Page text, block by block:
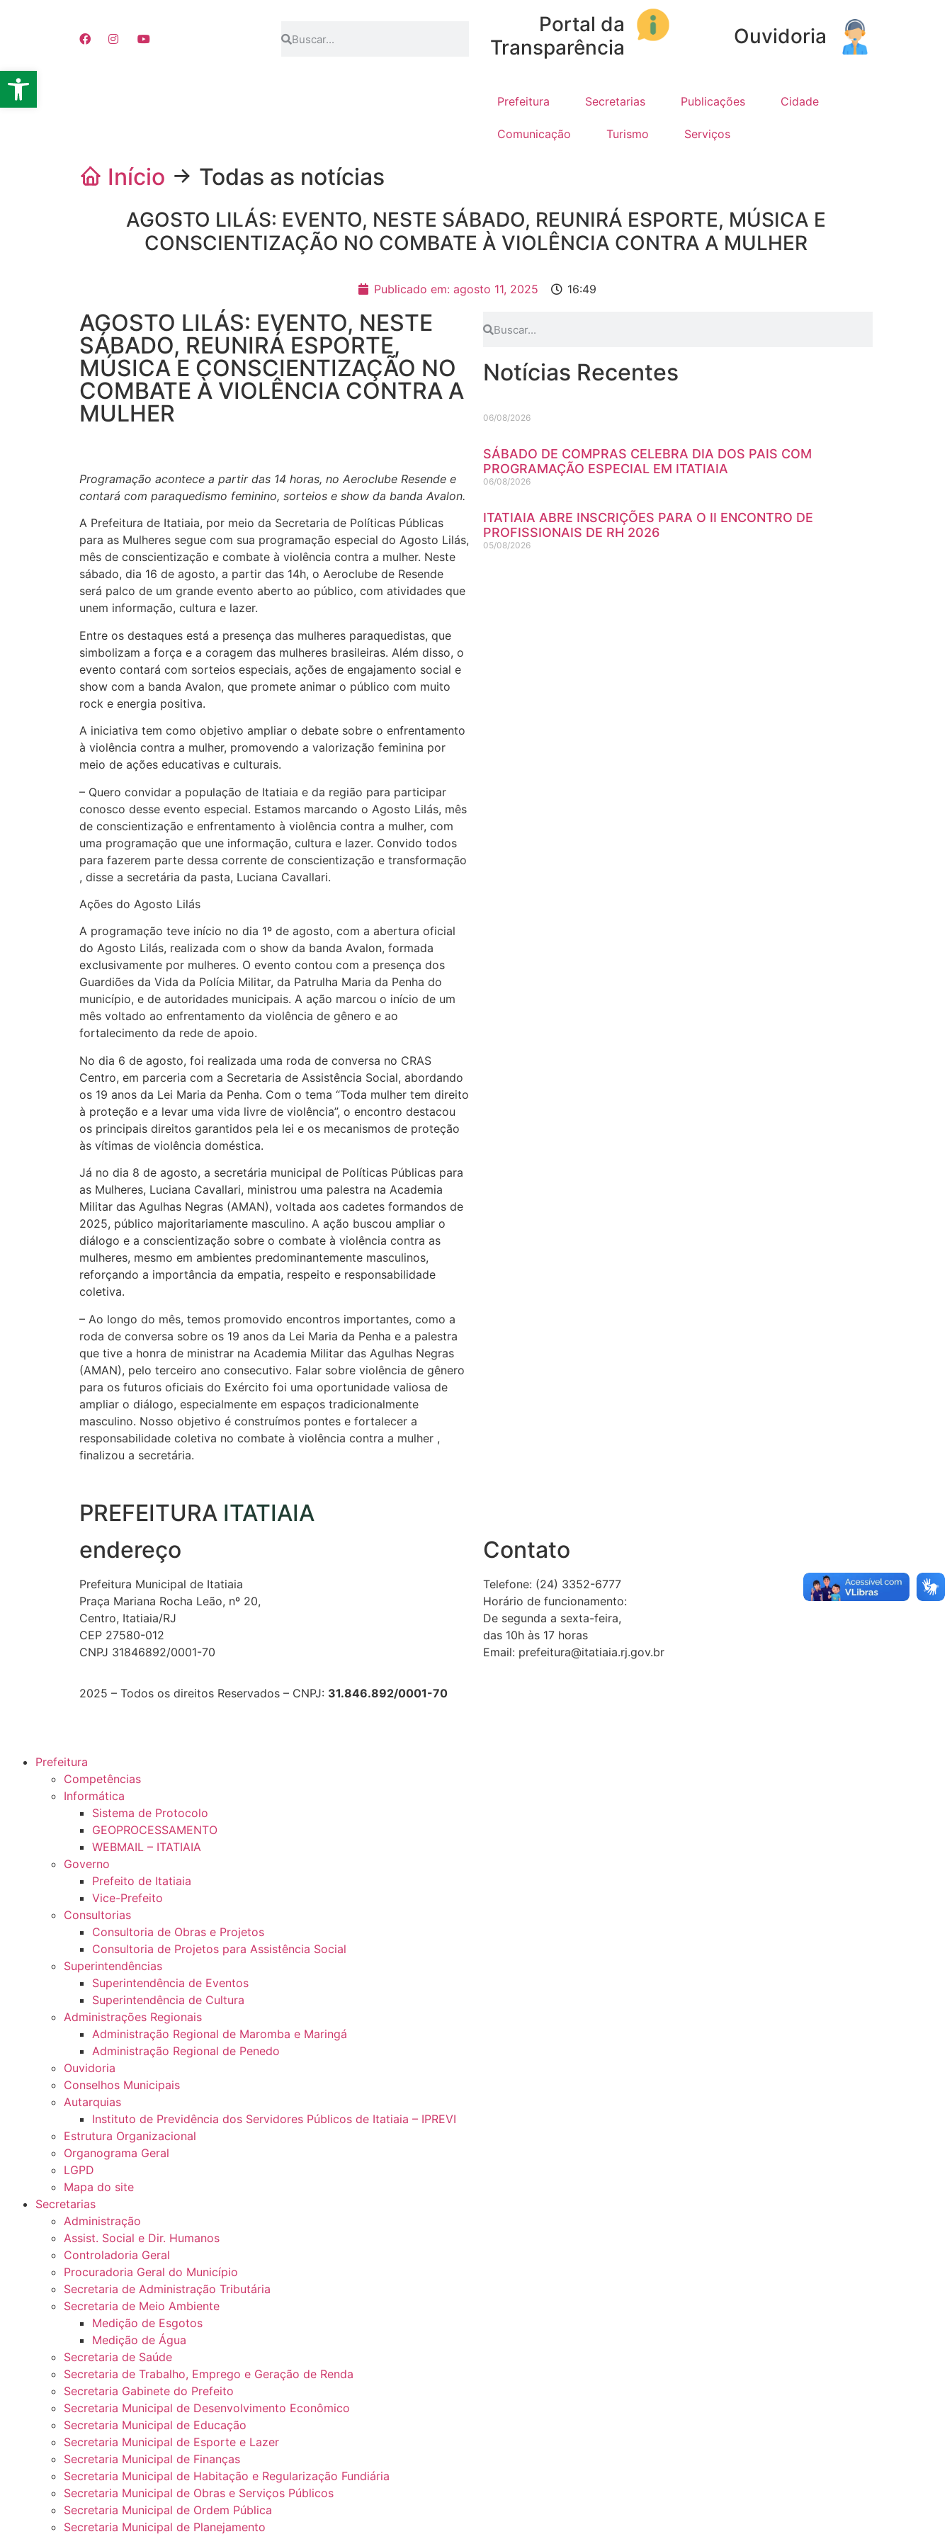
Barra de Ferramentas Aberta
Portal da
Transparência
Ouvidoria
Prefeitura Secretarias Publicações Cidade
Comunicação Turismo Serviços
Início Todas as notícias
AGOSTO LILÁS: EVENTO, NESTE SÁBADO, REUNIRÁ ESPORTE, MÚSICA E
CONSCIENTIZAÇÃO NO COMBATE À VIOLÊNCIA CONTRA A MULHER
Publicado em: agosto 11, 2025 16:49
AGOSTO LILÁS: EVENTO, NESTE
SÁBADO, REUNIRÁ ESPORTE,
MÚSICA E CONSCIENTIZAÇÃO NO
COMBATE À VIOLÊNCIA CONTRA A
MULHER
Programação acontece a partir das 14 horas, no Aeroclube Resende e
contará com paraquedismo feminino, sorteios e show da banda Avalon.
A Prefeitura de Itatiaia, por meio da Secretaria de Políticas Públicas
para as Mulheres segue com sua programação especial do Agosto Lilás,
mês de conscientização e combate à violência contra a mulher. Neste
sábado, dia 16 de agosto, a partir das 14h, o Aeroclube de Resende
será palco de um grande evento aberto ao público, com atividades que
unem informação, cultura e lazer.
Entre os destaques está a presença das mulheres paraquedistas, que
simbolizam a força e a coragem das mulheres brasileiras. Além disso, o
evento contará com sorteios especiais, ações de engajamento social e
show com a banda Avalon, que promete animar o público com muito
rock e energia positiva.
A iniciativa tem como objetivo ampliar o debate sobre o enfrentamento
à violência contra a mulher, promovendo a valorização feminina por
meio de ações educativas e culturais.
– Quero convidar a população de Itatiaia e da região para participar
conosco desse evento especial. Estamos marcando o Agosto Lilás, mês
de conscientização e enfrentamento à violência contra a mulher, com
uma programação que une informação, cultura e lazer. Convido todos
para fazerem parte dessa corrente de conscientização e transformação
, disse a secretária da pasta, Luciana Cavallari.
Ações do Agosto Lilás
A programação teve início no dia 1º de agosto, com a abertura oficial
do Agosto Lilás, realizada com o show da banda Avalon, formada
exclusivamente por mulheres. O evento contou com a presença dos
Guardiões da Vida da Polícia Militar, da Patrulha Maria da Penha do
município, e de autoridades municipais. A ação marcou o início de um
mês voltado ao enfrentamento da violência de gênero e ao
fortalecimento da rede de apoio.
No dia 6 de agosto, foi realizada uma roda de conversa no CRAS
Centro, em parceria com a Secretaria de Assistência Social, abordando
os 19 anos da Lei Maria da Penha. Com o tema “Toda mulher tem direito
à proteção e a levar uma vida livre de violência”, o encontro destacou
os principais direitos garantidos pela lei e os mecanismos de proteção
às vítimas de violência doméstica.
Já no dia 8 de agosto, a secretária municipal de Políticas Públicas para
as Mulheres, Luciana Cavallari, ministrou uma palestra na Academia
Militar das Agulhas Negras (AMAN), voltada aos cadetes formandos de
2025, público majoritariamente masculino. A ação buscou ampliar o
diálogo e a conscientização sobre o combate à violência contra as
mulheres, mesmo em ambientes predominantemente masculinos,
reforçando a importância da empatia, respeito e responsabilidade
coletiva.
– Ao longo do mês, temos promovido encontros importantes, como a
roda de conversa sobre os 19 anos da Lei Maria da Penha e a palestra
que tive a honra de ministrar na Academia Militar das Agulhas Negras
(AMAN), pelo terceiro ano consecutivo. Falar sobre violência de gênero
para os futuros oficiais do Exército foi uma oportunidade valiosa de
ampliar o diálogo, especialmente em espaços tradicionalmente
masculino. Nosso objetivo é construímos pontes e fortalecer a
responsabilidade coletiva no combate à violência contra a mulher ,
finalizou a secretária.
Notícias Recentes
06/08/2026
SÁBADO DE COMPRAS CELEBRA DIA DOS PAIS COM
PROGRAMAÇÃO ESPECIAL EM ITATIAIA
06/08/2026
ITATIAIA ABRE INSCRIÇÕES PARA O II ENCONTRO DE
PROFISSIONAIS DE RH 2026
05/08/2026
PREFEITURA ITATIAIA
endereço
Prefeitura Municipal de Itatiaia
Praça Mariana Rocha Leão, nº 20,
Centro, Itatiaia/RJ
CEP 27580-012
CNPJ 31846892/0001-70
Contato
Telefone: (24) 3352-6777
Horário de funcionamento:
De segunda a sexta-feira,
das 10h às 17 horas
Email: prefeitura@itatiaia.rj.gov.br
2025 – Todos os direitos Reservados – CNPJ: 31.846.892/0001-70
Prefeitura
Competências
Informática
Sistema de Protocolo
GEOPROCESSAMENTO
WEBMAIL – ITATIAIA
Governo
Prefeito de Itatiaia
Vice-Prefeito
Consultorias
Consultoria de Obras e Projetos
Consultoria de Projetos para Assistência Social
Superintendências
Superintendência de Eventos
Superintendência de Cultura
Administrações Regionais
Administração Regional de Maromba e Maringá
Administração Regional de Penedo
Ouvidoria
Conselhos Municipais
Autarquias
Instituto de Previdência dos Servidores Públicos de Itatiaia – IPREVI
Estrutura Organizacional
Organograma Geral
LGPD
Mapa do site
Secretarias
Administração
Assist. Social e Dir. Humanos
Controladoria Geral
Procuradoria Geral do Município
Secretaria de Administração Tributária
Secretaria de Meio Ambiente
Medição de Esgotos
Medição de Água
Secretaria de Saúde
Secretaria de Trabalho, Emprego e Geração de Renda
Secretaria Gabinete do Prefeito
Secretaria Municipal de Desenvolvimento Econômico
Secretaria Municipal de Educação
Secretaria Municipal de Esporte e Lazer
Secretaria Municipal de Finanças
Secretaria Municipal de Habitação e Regularização Fundiária
Secretaria Municipal de Obras e Serviços Públicos
Secretaria Municipal de Ordem Pública
Secretaria Municipal de Planejamento